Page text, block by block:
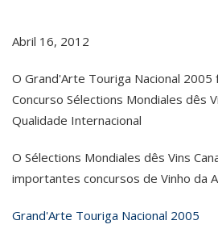
Abril 16, 2012
O Grand'Arte Touriga Nacional 2005
Concurso Sélections Mondiales dês
Qualidade Internacional
O Sélections Mondiales dês Vins
importantes concursos de Vinho da
Grand'Arte Touriga Nacional 2005